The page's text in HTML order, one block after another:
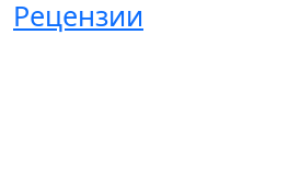
Рецензии